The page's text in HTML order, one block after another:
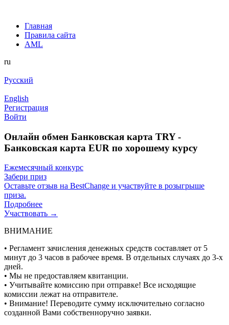
Главная
Правила сайта
AML
ru
Русский
English
Регистрация
Войти
Онлайн обмен Банковская карта TRY -
Банковская карта EUR по хорошему курсу
Ежемесячный конкурс
Забери приз
Оставьте отзыв на BestChange и участвуйте в розыгрыше
приза.
Подробнее
Участвовать →
ВНИМАНИЕ
• Регламент зачисления денежных средств составляет от 5
минут до 3 часов в рабочее время. В отдельных случаях до 3-х
дней.
• Мы не предоставляем квитанции.
• Учитывайте комиссию при отправке! Все исходящие
комиссии лежат на отправителе.
• Внимание! Переводите сумму исключительно согласно
созданной Вами собственноручно заявки.